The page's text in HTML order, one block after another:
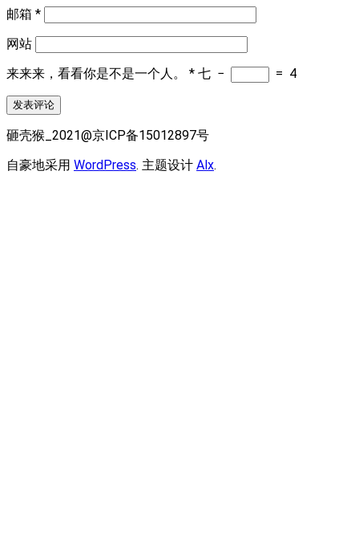
邮箱 *
网站
来来来，看看你是不是一个人。
* 七 − = 4
砸壳猴_2021@京ICP备15012897号
自豪地采用 WordPress. 主题设计 Alx.